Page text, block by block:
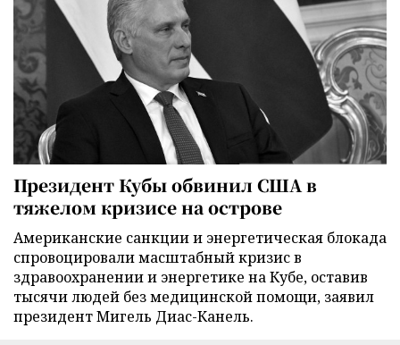
Президент Кубы обвинил США в
тяжелом кризисе на острове
Американские санкции и энергетическая блокада
спровоцировали масштабный кризис в
здравоохранении и энергетике на Кубе, оставив
тысячи людей без медицинской помощи, заявил
президент Мигель Диас-Канель.